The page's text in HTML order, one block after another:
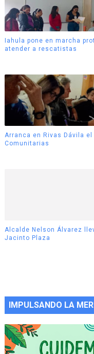
Iahula pone en marcha
atender a rescatistas
Arranca en Rivas Dávila
Comunitarias
Alcalde Nelson Álvarez
Jacinto Plaza
IMPULSANDO LA